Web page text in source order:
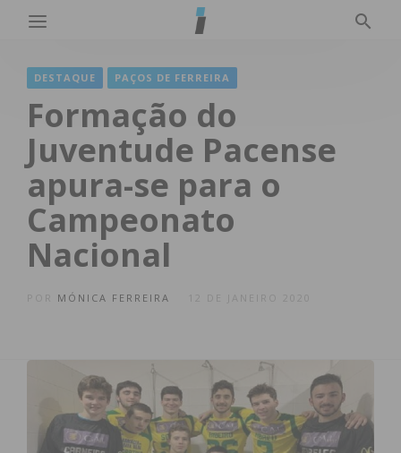
DESTAQUE PAÇOS DE FERREIRA
Formação do
Juventude Pacense
apura-se para o
Campeonato
Nacional
MÓNICA FERREIRA 12 DE JANEIRO 2020